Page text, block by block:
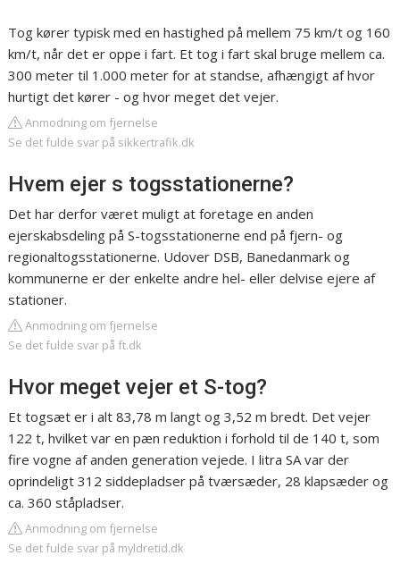
Tog kører typisk med en hastighed på mellem 75 km/t og 160
km/t, når det er oppe i fart. Et tog i fart skal bruge mellem ca.
300 meter til 1.000 meter for at standse, afhængigt af hvor
hurtigt det kører - og hvor meget det vejer.
Anmodning om fjernelse
Se det fulde svar på sikkertrafik.dk
Hvem ejer s togsstationerne?
Det har derfor været muligt at foretage en anden
ejerskabsdeling på S-togsstationerne end på fjern- og
regionaltogsstationerne. Udover DSB, Banedanmark og
kommunerne er der enkelte andre hel- eller delvise ejere af
stationer.
Anmodning om fjernelse
Se det fulde svar på ft.dk
Hvor meget vejer et S-tog?
Et togsæt er i alt 83,78 m langt og 3,52 m bredt. Det vejer
122 t, hvilket var en pæn reduktion i forhold til de 140 t, som
fire vogne af anden generation vejede. I litra SA var der
oprindeligt 312 siddepladser på tværsæder, 28 klapsæder og
ca. 360 ståpladser.
Anmodning om fjernelse
Se det fulde svar på myldretid.dk